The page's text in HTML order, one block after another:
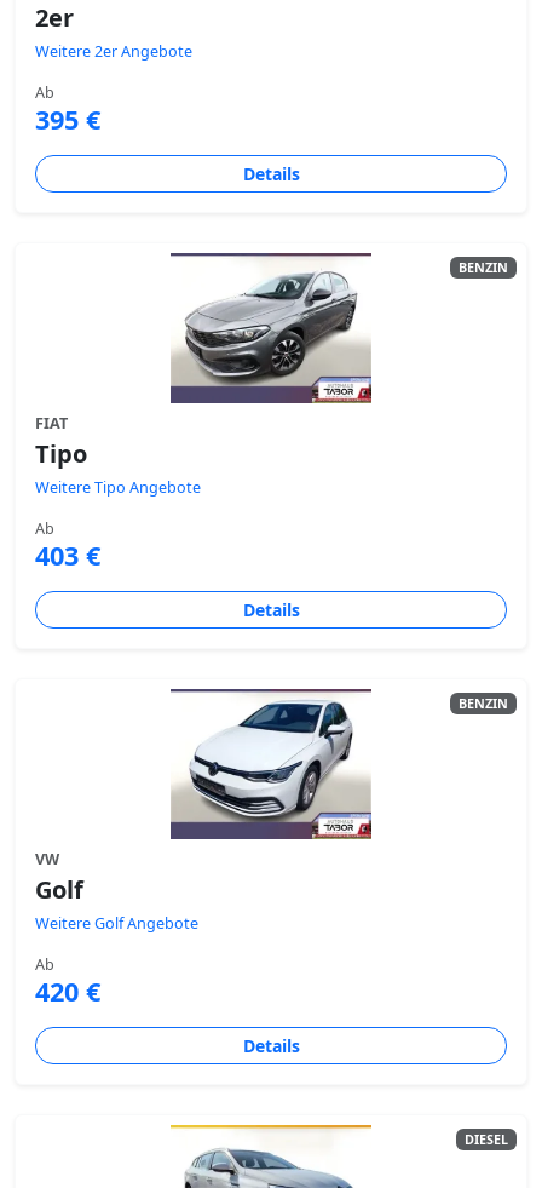
2er
Weitere 2er Angebote
Ab
395 €
Details
BENZIN
FIAT
Tipo
Weitere Tipo Angebote
Ab
403 €
Details
BENZIN
VW
Golf
Weitere Golf Angebote
Ab
420 €
Details
DIESEL